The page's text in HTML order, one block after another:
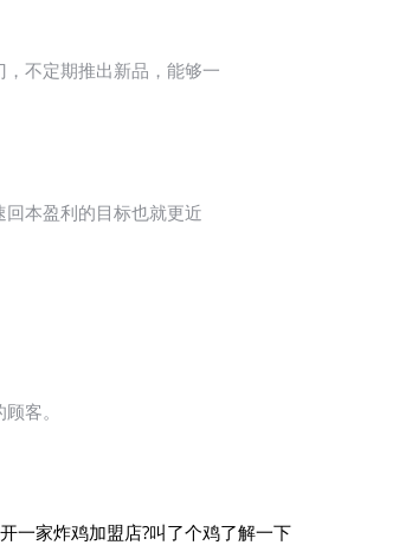
不定期推出新品，能够一
本盈利的目标也就更近
客。
一家炸鸡加盟店?叫了个鸡了解一下